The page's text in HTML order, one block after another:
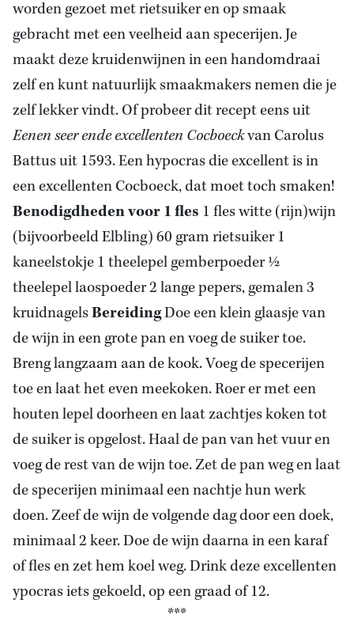
worden gezoet met rietsuiker en op smaak
gebracht met een veelheid aan specerijen. Je
maakt deze kruidenwijnen in een handomdraai
zelf en kunt natuurlijk smaakmakers nemen die je
zelf lekker vindt. Of probeer dit recept eens uit
Eenen seer ende excellenten Cocboeckvan Carolus
Battus uit 1593. Een hypocras die excellent is in
een excellenten Cocboeck, dat moet toch smaken!
Benodigdheden voor 1 fles 1 fles witte (rijn)wijn
(bijvoorbeeld Elbling) 60 gram rietsuiker 1
kaneelstokje 1 theelepel gemberpoeder ½
theelepel laospoeder 2 lange pepers, gemalen 3
kruidnagelsBereidingDoe een klein glaasje van
de wijn in een grote pan en voeg de suiker toe.
Breng langzaam aan de kook. Voeg de specerijen
toe en laat het even meekoken. Roer er met een
houten lepel doorheen en laat zachtjes koken tot
de suiker is opgelost. Haal de pan van het vuur en
voeg de rest van de wijn toe. Zet de pan weg en laat
de specerijen minimaal een nachtje hun werk
doen. Zeef de wijn de volgende dag door een doek,
minimaal 2 keer. Doe de wijn daarna in een karaf
of fles en zet hem koel weg. Drink deze excellenten
ypocras iets gekoeld, op een graad of 12.
***